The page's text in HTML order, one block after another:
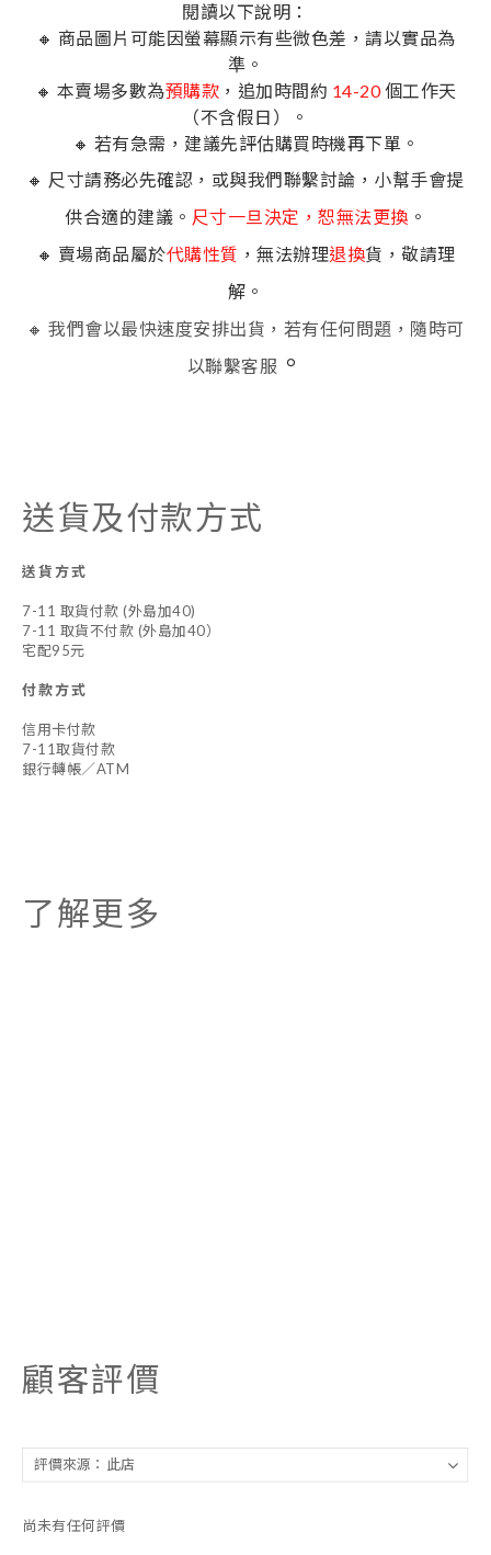
閱讀以下說明：
🔸 商品圖片可能因螢幕顯示有些微色差，請以實品為
準。
🔸 本賣場多數為預購款 ，追加時間約 14-20個工作天
（不含假日）。
🔸 若有急需，建議先評估購買時機再下單。
🔸 尺寸請務必先確認，或與我們聯繫討論，小幫手會提
供合適的建議。 尺寸一旦決定，恕無法更換 。
🔸 賣場商品屬於代購性質 ，無法辦理退換貨，敬請理
解。
🔸 我們會以最快速度安排出貨，若有任何問題，隨時可
以聯繫客服 。
送貨及付款方式
送貨方式
7-11 取貨付款 (外島加40)
7-11 取貨不付款 (外島加40）
宅配95元
付款方式
信用卡付款
7-11取貨付款
銀行轉帳／ATM
了解更多
顧客評價
尚未有任何評價